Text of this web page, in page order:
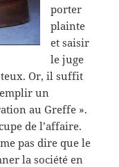
porter
plainte
et saisir
le juge
Or, il suffit
un
au Greffe ».
de l’affaire.
pas dire que le
la société en